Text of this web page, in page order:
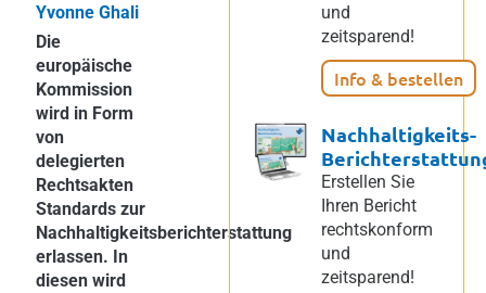
Yvonne Ghali
Die
europäische
Kommission
wird in Form
von
delegierten
Rechtsakten
Standards zur
Nachhaltigkeitsberichterstattung
erlassen. In
diesen wird
und
zeitsparend!
Info & bestellen
Nachhaltigkeits-
Erstellen Sie
Ihren Bericht
rechtskonform
und
zeitsparend!